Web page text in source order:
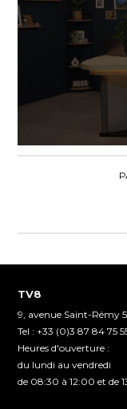
TV8
9, avenue Saint-Rémy
Tel : +33 (0)3 87 84 75
Heures d'ouverture :
du lundi au vendredi
de 08:30 à 12:00 et de